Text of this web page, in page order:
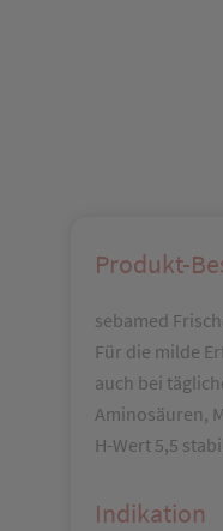
Produkt-
sebamed
Für die milde
auch bei
Aminosäuren,
H-Wert 5,5
Indikation